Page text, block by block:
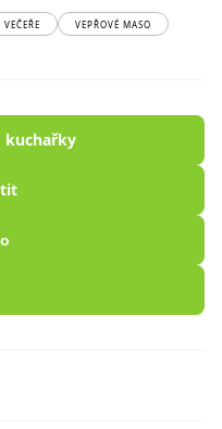
VEPŘOVÉ MASO
kuchařky